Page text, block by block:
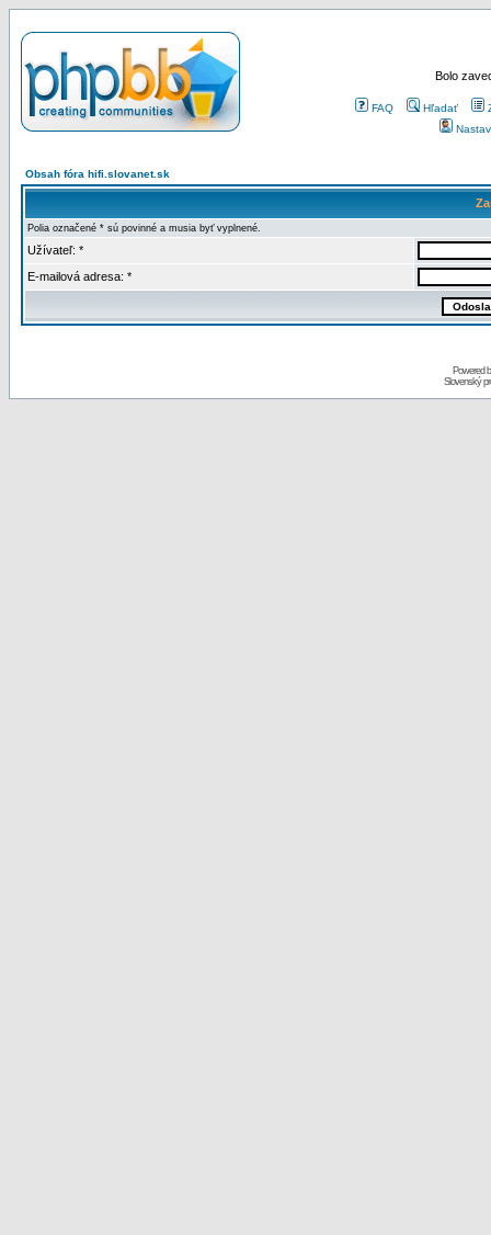
Bolo
FAQ Hľadať
Obsah fóra hifi.slovanet.sk
Polia označené * sú povinné a musia byť vyplnené.
Užívateľ: *
E-mailová adresa: *
Powered
Slovenský